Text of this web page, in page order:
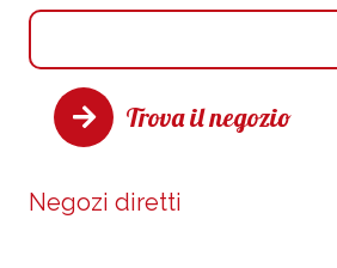
Trova il negozio
Negozi diretti